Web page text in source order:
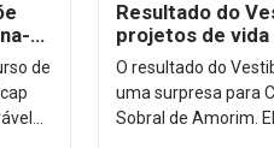
de
Resultado do
projetos de vida
O resultado do
uma surpresa para
Sobral de Amorim.